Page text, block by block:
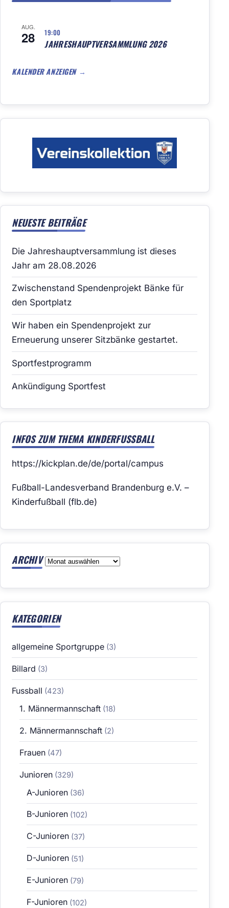
AUG.
28 19:00
JAHRESHAUPTVERSAMMLUNG 2026
KALENDER ANZEIGEN
NEUESTE BEITRÄGE
Die Jahreshauptversammlung ist dieses
Jahr am 28.08.2026
Zwischenstand Spendenprojekt Bänke für
den Sportplatz
Wir haben ein Spendenprojekt zur
Erneuerung unserer Sitzbänke gestartet.
Sportfestprogramm
Ankündigung Sportfest
INFOS ZUM THEMA KINDERFUSSBALL
https://kickplan.de/de/portal/campus
Fußball-Landesverband Brandenburg e.V. –
Kinderfußball (flb.de)
ARCHIV Archiv
KATEGORIEN
allgemeine Sportgruppe (3)
Billard (3)
Fussball (423)
1. Männermannschaft(18)
2. Männermannschaft(2)
Frauen(47)
Junioren(329)
A-Junioren (36)
B-Junioren (102)
C-Junioren (37)
D-Junioren (51)
E-Junioren (79)
F-Junioren (102)